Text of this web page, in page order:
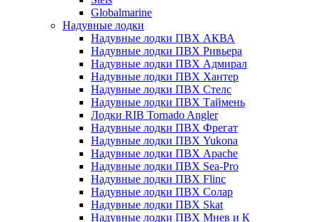
Globalmarine
Надувные лодки
Надувные лодки ПВХ АКВА
Надувные лодки ПВХ Ривьера
Надувные лодки ПВХ Адмирал
Надувные лодки ПВХ Хантер
Надувные лодки ПВХ Стелс
Надувные лодки ПВХ Таймень
Лодки RIB Tornado Angler
Надувные лодки ПВХ Фрегат
Надувные лодки ПВХ Yukona
Надувные лодки ПВХ Apache
Надувные лодки ПВХ Sea-Pro
Надувные лодки ПВХ Flinc
Надувные лодки ПВХ Солар
Надувные лодки ПВХ Skat
Надувные лодки ПВХ Мнев и К